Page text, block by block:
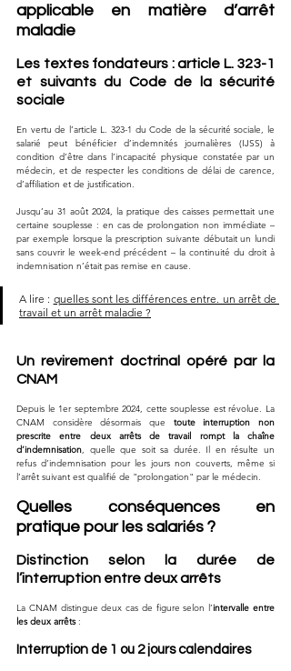
applicable en matière d’arrêt
maladie
Les textes fondateurs : article L. 323-1
et suivants du Code de la sécurité
sociale
En vertu de l’article L. 323-1 du Code de la sécurité sociale, le
salarié peut bénéficier d’indemnités journalières (IJSS) à
condition d’être dans l’incapacité physique constatée par un
médecin, et de respecter les conditions de délai de carence,
d’affiliation et de justification.
Jusqu’au 31 août 2024, la pratique des caisses permettait une
certaine souplesse : en cas de prolongation non immédiate –
par exemple lorsque la prescription suivante débutait un lundi
sans couvrir le week-end précédent – la continuité du droit à
indemnisation n’était pas remise en cause.
A lire : quelles sont les différences entre. un arrêt de
travail et un arrêt maladie ?
Un revirement doctrinal opéré par la
CNAM
Depuis le 1er septembre 2024, cette souplesse est révolue. La
CNAM considère désormais que toute interruption non
prescrite entre deux arrêts de travail rompt la chaîne
d’indemnisation, quelle que soit sa durée. Il en résulte un
refus d’indemnisation pour les jours non couverts, même si
l’arrêt suivant est qualifié de "prolongation" par le médecin.
Quelles conséquences en
pratique pour les salariés ?
Distinction selon la durée de
l’interruption entre deux arrêts
La CNAM distingue deux cas de figure selon l’intervalle entre
les deux arrêts :
Interruption de 1 ou 2 jours calendaires